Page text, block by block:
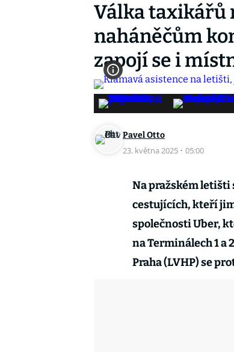
Válka taxikářů
naháněčům
zapojí se i
Pavel Otto
23. května 2025 · 05:00
Na pražském letišti
cestujících, kteří
společnosti Uber,
na Terminálech 1 a
Praha (LVHP) se